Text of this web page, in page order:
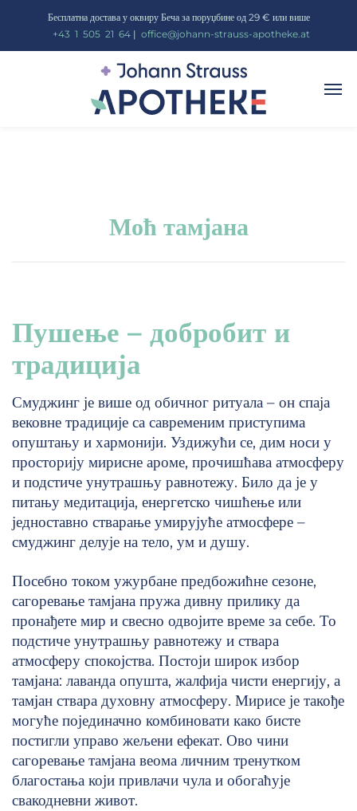
Бесплатна достава у оквиру Беча за поруџбине од 29 € или више
+43 1 505_ 21 64| office@johann-strauss-apotheke.at
Моћ тамјана
Пушење – добробит и
традиција
Смуджинг је више од обичног ритуала – он спаја
вековне традиције са савременим приступима
опуштању и хармонији. Уздижући се, дим носи у
просторију мирисне ароме, прочишћава атмосферу
и подстиче унутрашњу равнотежу. Било да је у
питању медитација, енергетско чишћење или
једноставно стварање умирујуће атмосфере –
смуджинг делује на тело, ум и душу.
Посебно током ужурбане предбожићне сезоне,
сагоревање тамјана пружа дивну прилику да
пронађете мир и свесно одвојите време за себе. То
подстиче унутрашњу равнотежу и ствара
атмосферу спокојства. Постоји широк избор
тамјана: лаванда опушта, жалфија чисти енергију, а
тамјан ствара духовну атмосферу. Мирисе је такође
могуће појединачно комбиновати како бисте
постигли управо жељени ефекат. Ово чини
сагоревање тамјана веома личним тренутком
благостања који привлачи чула и обогаћује
свакодневни живот.